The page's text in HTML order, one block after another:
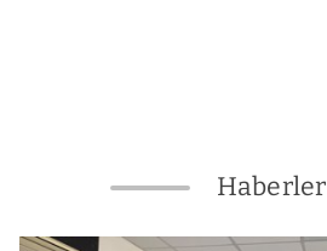
Haberler